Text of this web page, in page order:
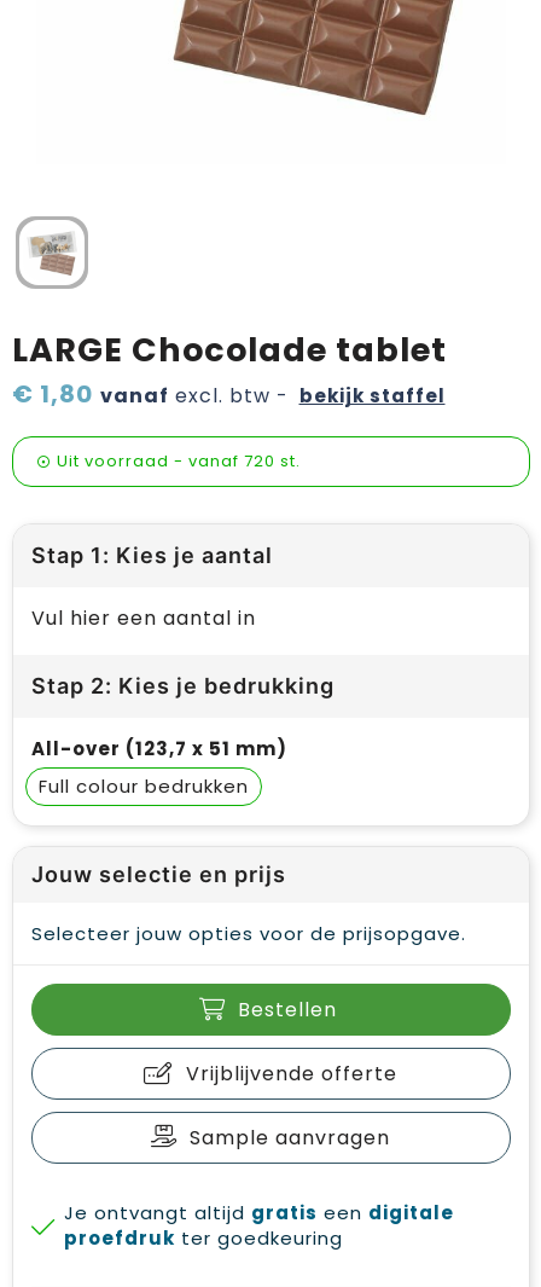
Verzorging & welness
Wijn, bier en proeverij
Zomerpakketten
LARGE Chocolade tablet
€ 1,80 vanaf excl. btw - bekijk staffel
Uit voorraad - vanaf 720 st.
Stap 1: Kies je aantal
Vul hier een aantal in
Stap 2: Kies je bedrukking
All-over (123,7 x 51 mm)
Full colour
Jouw selectie en prijs
Selecteer jouw opties voor de prijsopgave.
Bestellen
Vrijblijvende offerte
Sample aanvragen
Je ontvangt altijd gratis een digitale
proefdruk ter goedkeuring